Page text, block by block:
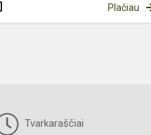
Plačiau
Tvarkaraščiai